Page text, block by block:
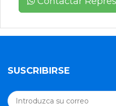
SUSCRIBIRSE